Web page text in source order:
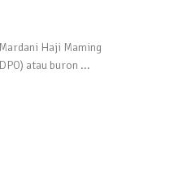
Haji Maming
atau buron ...